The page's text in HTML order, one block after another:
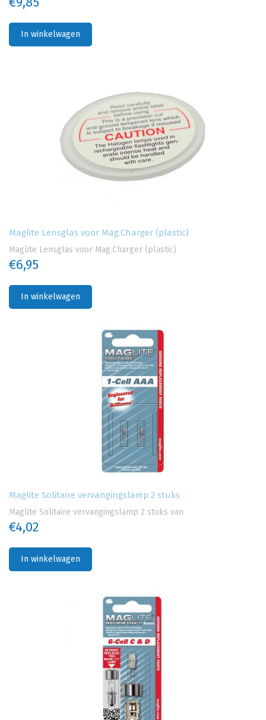
In winkelwagen
Maglite Lensglas voor Mag.Charger (plastic)
Maglite Lensglas voor Mag.Charger (plastic)
€6,95
In winkelwagen
Maglite Solitaire vervangingslamp 2 stuks
Maglite Solitaire vervangingslamp 2 stuks van
€4,02
In winkelwagen